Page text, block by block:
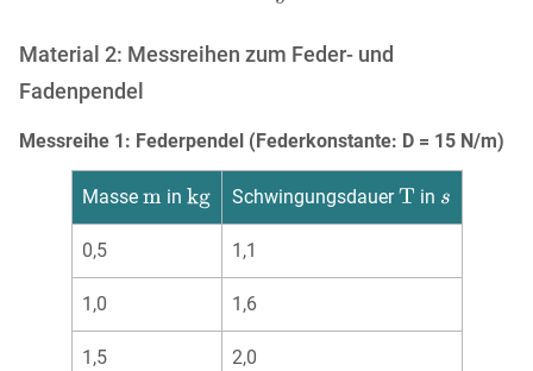
Material 2: Messreihen zum Feder- und
Fadenpendel
Messreihe 1: Federpendel (Federkonstante: D = 15 N/m)
Masse in Schwingungsdauer in
0,5 1,1
1,0 1,6
1,5 2,0